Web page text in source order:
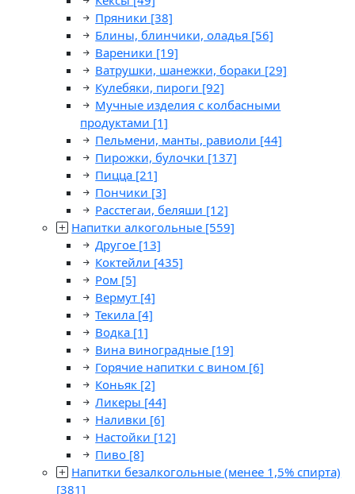
Пряники [38]
Блины, блинчики, оладья [56]
Вареники [19]
Ватрушки, шанежки, бораки [29]
Кулебяки, пироги [92]
Мучные изделия с колбасными
продуктами [1]
Пельмени, манты, равиоли [44]
Пирожки, булочки [137]
Пицца [21]
Пончики [3]
Расстегаи, беляши [12]
Напитки алкогольные [559]
Другое [13]
Коктейли [435]
Ром [5]
Вермут [4]
Текила [4]
Водка [1]
Вина виноградные [19]
Горячие напитки с вином [6]
Коньяк [2]
Ликеры [44]
Наливки [6]
Настойки [12]
Пиво [8]
Напитки безалкогольные (менее 1,5% спирта)
[381]